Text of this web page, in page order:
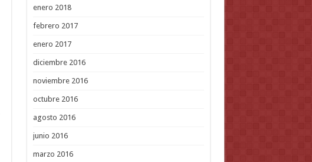
enero 2018
febrero 2017
enero 2017
diciembre 2016
noviembre 2016
octubre 2016
agosto 2016
junio 2016
marzo 2016